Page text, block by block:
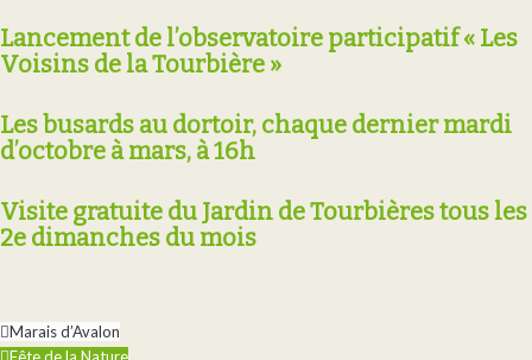
Lancement de l’observatoire participatif « Les
Voisins de la Tourbière »
Les busards au dortoir, chaque dernier mardi
d’octobre à mars, à 16h
Visite gratuite du Jardin de Tourbières tous les
2e dimanches du mois
Marais d’Avalon